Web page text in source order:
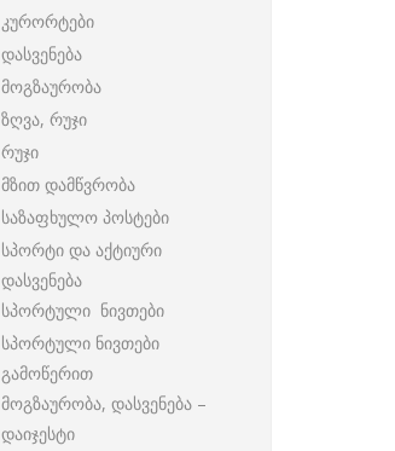
კურორტები
დასვენება
მოგზაურობა
ზღვა, რუჯი
რუჯი
მზით დამწვრობა
საზაფხულო პოსტები
სპორტი და აქტიური
დასვენება
სპორტული ნივთები
სპორტული ნივთები
გამოწერით
მოგზაურობა, დასვენება –
დაიჯესტი